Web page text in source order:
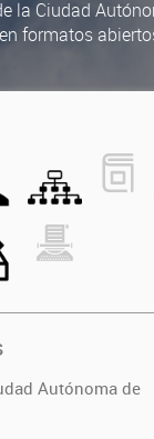
la Ciudad
formatos
Autónoma de